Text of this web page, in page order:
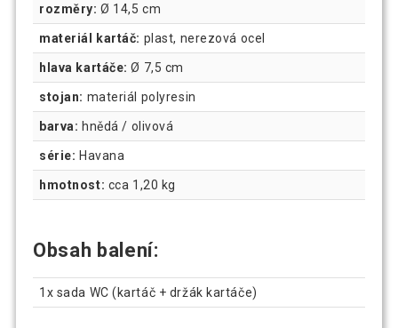
rozměry: Ø 14,5 cm
materiál kartáč: plast, nerezová ocel
hlava kartáče: Ø 7,5 cm
stojan: materiál polyresin
barva: hnědá / olivová
série: Havana
hmotnost: cca 1,20 kg
Obsah balení:
1x sada WC (kartáč + držák kartáče)